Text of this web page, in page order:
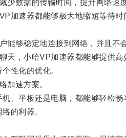
数据的传输时间，提升网络速度
速器都能够极大地缩短等待时
够稳定地连接到网络，并且不
，小哈VP加速器都能够提供高
性化的优化。
加速方案。
平板还是电脑，都能够轻松畅
的利器。